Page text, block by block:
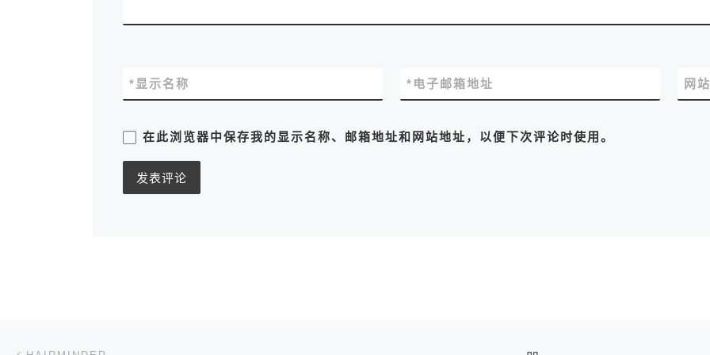
显示名称
* 电子邮箱地址
* 网
在此浏览器中保存我的显示名称、邮箱地址和网站地址，以便下次评论时使用。
文章导航